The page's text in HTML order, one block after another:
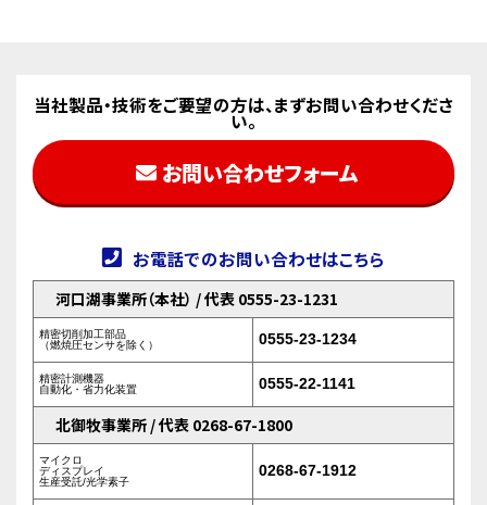
当社製品・技術をご要望の方は、まずお問い合わせくださ
い。
お問い合わせフォーム
お電話でのお問い合わせはこちら
河口湖事業所（本社） / 代表 0555-23-1231
精密切削加工部品
（燃焼圧センサを除く）
0555-23-1234
精密計測機器
自動化・省力化装置
0555-22-1141
北御牧事業所 / 代表 0268-67-1800
マイクロ
ディスプレイ
生産受託/光学素子
0268-67-1912